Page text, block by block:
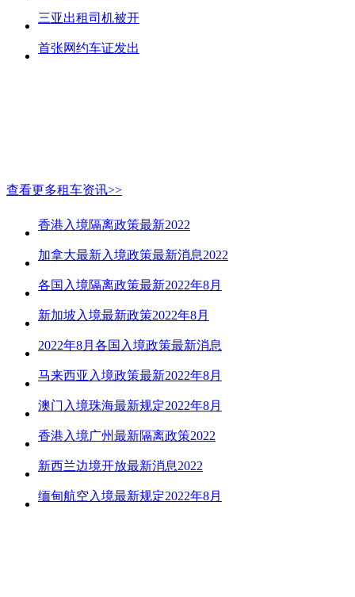
三亚出租司机被开
首张网约车证发出
查看更多租车资讯>>
香港入境隔离政策最新2022
加拿大最新入境政策最新消息2022
各国入境隔离政策最新2022年8月
新加坡入境最新政策2022年8月
2022年8月各国入境政策最新消息
马来西亚入境政策最新2022年8月
澳门入境珠海最新规定2022年8月
香港入境广州最新隔离政策2022
新西兰边境开放最新消息2022
缅甸航空入境最新规定2022年8月